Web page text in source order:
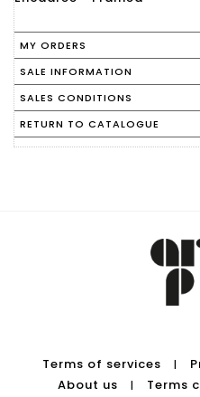
MY ORDERS
SALE INFORMATION
SALES CONDITIONS
RETURN TO CATALOGUE
Terms of services |
About us
| Terms